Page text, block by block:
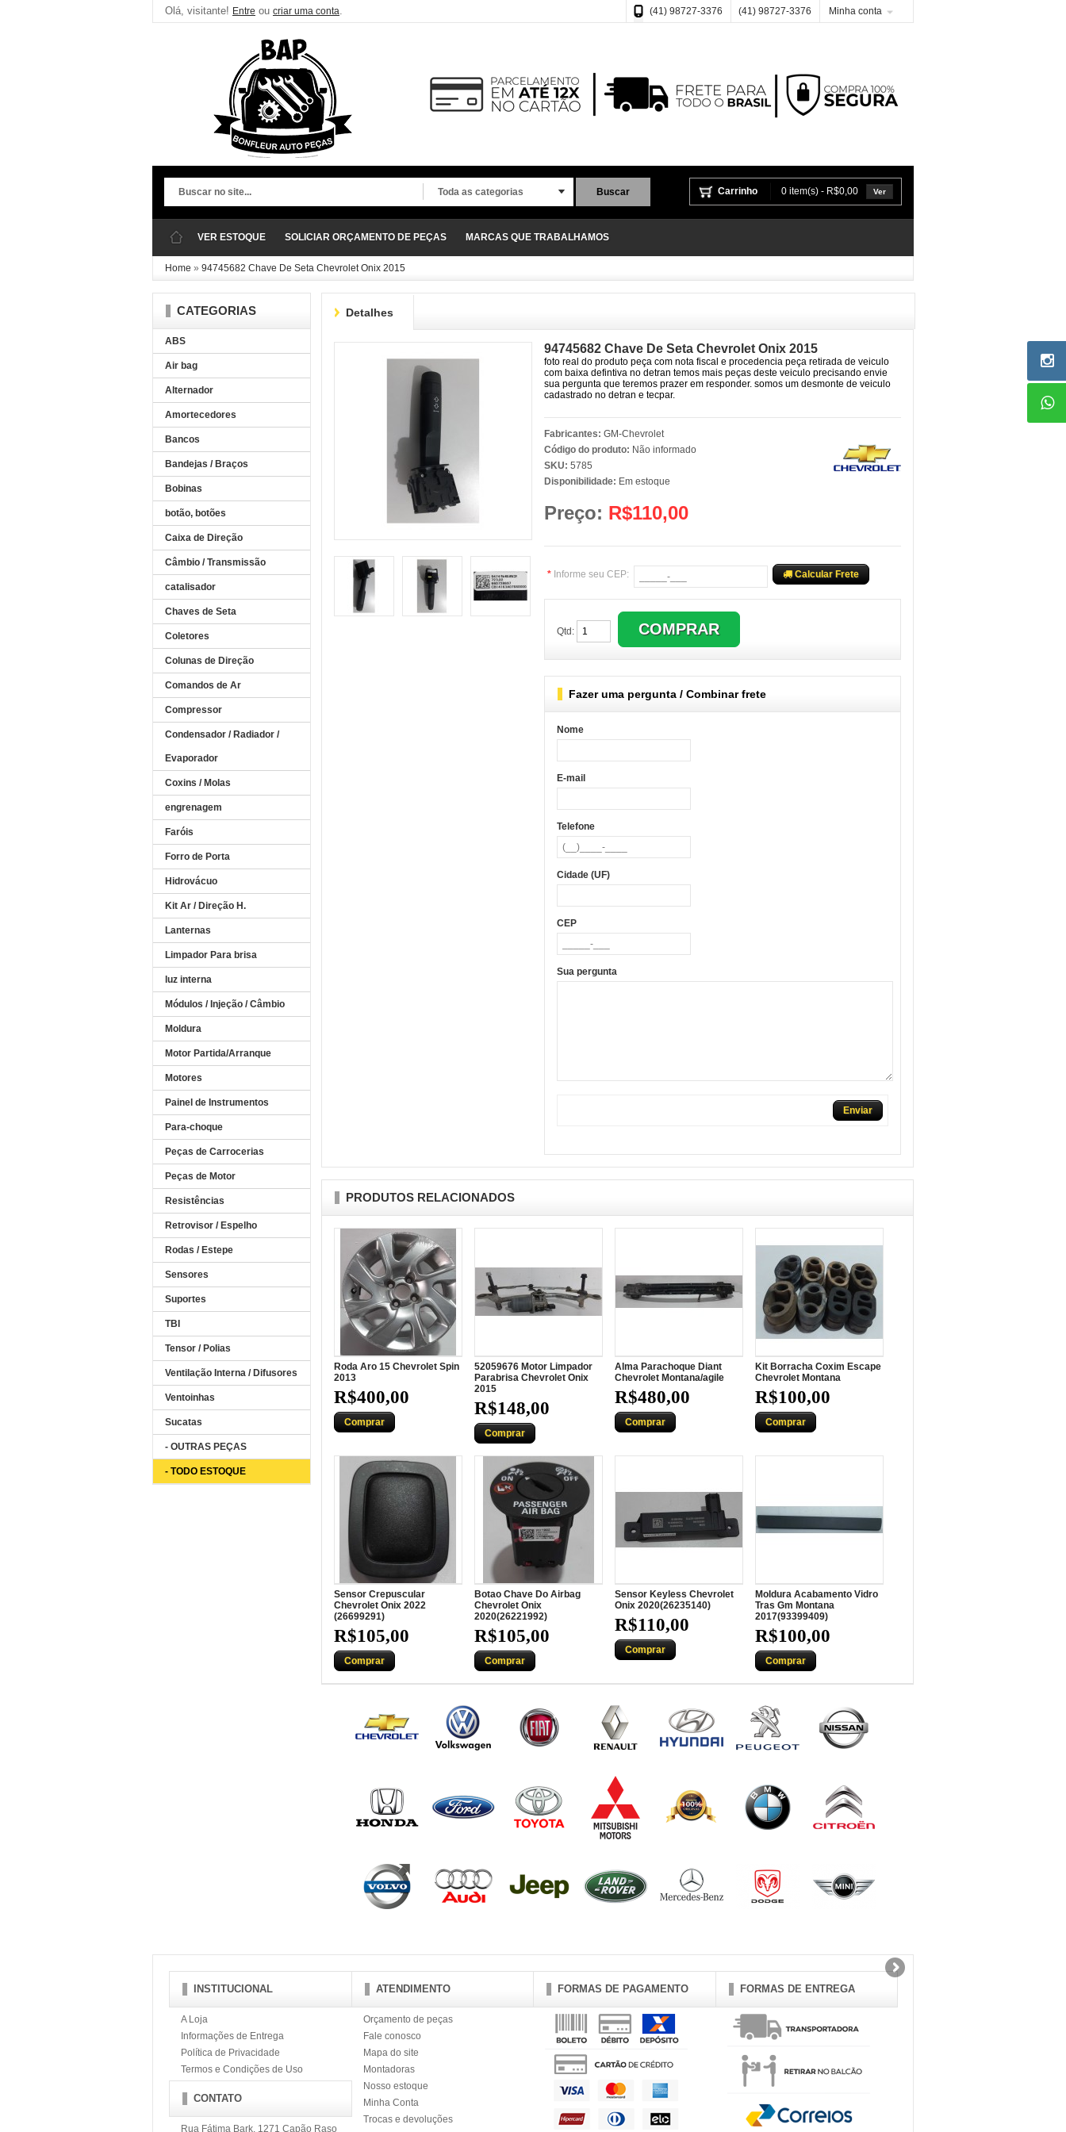
Olá, visitante! Entre ou criar uma conta. (41) 98727-3376 (41) 98727-3376 Minha conta
Toda as categorias Buscar Carrinho 0 item(s) - R$0,00 Ver
VER ESTOQUE SOLICIAR ORÇAMENTO DE PEÇAS MARCAS QUE TRABALHAMOS
Home » 94745682 Chave De Seta Chevrolet Onix 2015
CATEGORIAS
ABS
Air bag
Alternador
Amortecedores
Bancos
Bandejas / Braços
Bobinas
botão, botões
Caixa de Direção
Câmbio / Transmissão
catalisador
Chaves de Seta
Coletores
Colunas de Direção
Comandos de Ar
Compressor
Condensador / Radiador /
Evaporador
Coxins / Molas
engrenagem
Faróis
Forro de Porta
Hidrovácuo
Kit Ar / Direção H.
Lanternas
Limpador Para brisa
luz interna
Módulos / Injeção / Câmbio
Moldura
Motor Partida/Arranque
Motores
Painel de Instrumentos
Para-choque
Peças de Carrocerias
Peças de Motor
Resistências
Retrovisor / Espelho
Rodas / Estepe
Sensores
Suportes
TBI
Tensor / Polias
Ventilação Interna / Difusores
Ventoinhas
Sucatas
- OUTRAS PEÇAS
- TODO ESTOQUE
Detalhes
94745682 Chave De Seta Chevrolet Onix 2015
foto real do produto peça com nota fiscal e procedencia peça retirada de veiculo
com baixa defintiva no detran temos mais peças deste veiculo precisando envie
sua pergunta que teremos prazer em responder. somos um desmonte de veiculo
cadastrado no detran e tecpar.
Fabricantes: GM-Chevrolet
Código do produto: Não informado
SKU: 5785
Disponibilidade: Em estoque
Preço: R$110,00
* Informe seu CEP: Calcular Frete
Qtd:
Fazer uma pergunta / Combinar frete
Nome
E-mail
Telefone
Cidade (UF)
CEP
Sua pergunta
Enviar
PRODUTOS RELACIONADOS
Roda Aro 15 Chevrolet Spin
2013
R$400,00
Comprar
52059676 Motor Limpador
Parabrisa Chevrolet Onix
2015
R$148,00
Comprar
Alma Parachoque Diant
Chevrolet Montana/agile
R$480,00
Comprar
Kit Borracha Coxim Escape
Chevrolet Montana
R$100,00
Comprar
Sensor Crepuscular
Chevrolet Onix 2022
(26699291)
R$105,00
Comprar
Botao Chave Do Airbag
Chevrolet Onix
2020(26221992)
R$105,00
Comprar
Sensor Keyless Chevrolet
Onix 2020(26235140)
R$110,00
Comprar
Moldura Acabamento Vidro
Tras Gm Montana
2017(93399409)
R$100,00
Comprar
INSTITUCIONAL
A Loja
Informações de Entrega
Política de Privacidade
Termos e Condições de Uso
CONTATO
Rua Fátima Bark, 1271 Capão Raso
ATENDIMENTO
Orçamento de peças
Fale conosco
Mapa do site
Montadoras
Nosso estoque
Minha Conta
Trocas e devoluções
FORMAS DE PAGAMENTO FORMAS DE ENTREGA